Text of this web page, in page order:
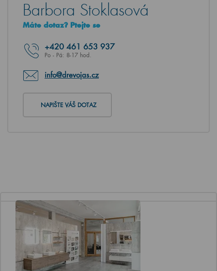
Barbora Stoklasová
Máte dotaz? Ptejte se
+420 461 653 937
Po - Pá: 8-17 hod.
info@drevojas.cz
NAPIŠTE VÁŠ DOTAZ